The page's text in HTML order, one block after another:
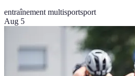
entraînement multisportsport
Aug 5